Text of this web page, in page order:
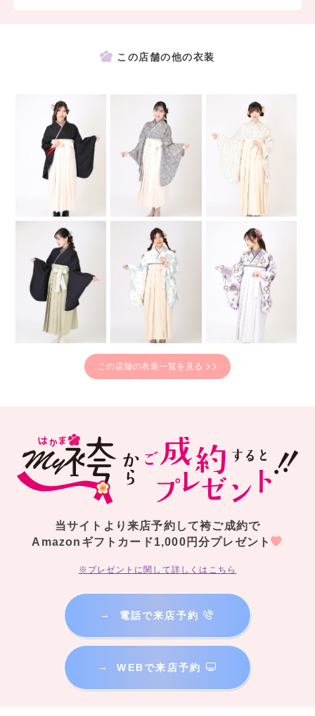
この店舗の他の衣装
この店舗の衣装一覧を見る
当サイトより来店予約して袴ご成約で
Amazonギフトカード1,000円分プレゼント
※プレゼントに関して詳しくはこちら
→ 電話で来店予約
→ WEBで来店予約